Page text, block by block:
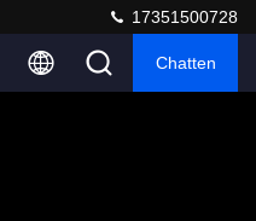
17351500728
Chatten